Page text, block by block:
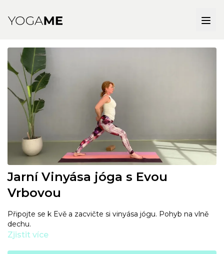
Jarní Vinyása jóga s Evou
Vrbovou
Připojte se k Evě a zacvičte si vinyása jógu. Pohyb na vlně
dechu.
Zjistit více